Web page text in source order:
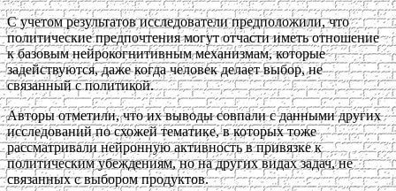
С учетом результатов исследователи предположили, что
политические предпочтения могут отчасти иметь отношение
к базовым нейрокогнитивным механизмам, которые
задействуются, даже когда человек делает выбор, не
связанный с политикой.
Авторы отметили, что их выводы совпали с данными других
исследований по схожей тематике, в которых тоже
рассматривали нейронную активность в привязке к
политическим убеждениям, но на других видах задач, не
связанных с выбором продуктов.